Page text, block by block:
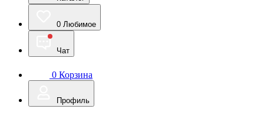
0 Любимое
Чат
0 Корзина
Профиль